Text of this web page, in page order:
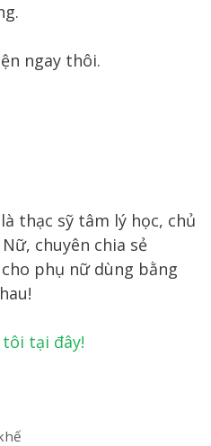
ngay thôi.
thạc sỹ tâm lý học, chủ
chuyên chia sẻ
phụ nữ dùng bằng
tại đây!